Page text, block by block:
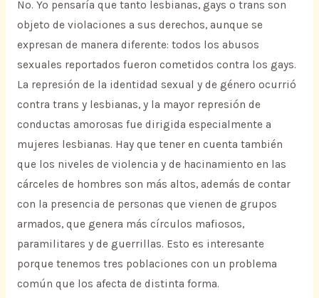
No. Yo pensaría que tanto lesbianas, gays o trans son
objeto de violaciones a sus derechos, aunque se
expresan de manera diferente: todos los abusos
sexuales reportados fueron cometidos contra los gays.
La represión de la identidad sexual y de género ocurrió
contra trans y lesbianas, y la mayor represión de
conductas amorosas fue dirigida especialmente a
mujeres lesbianas. Hay que tener en cuenta también
que los niveles de violencia y de hacinamiento en las
cárceles de hombres son más altos, además de contar
con la presencia de personas que vienen de grupos
armados, que genera más círculos mafiosos,
paramilitares y de guerrillas. Esto es interesante
porque tenemos tres poblaciones con un problema
común que los afecta de distinta forma.